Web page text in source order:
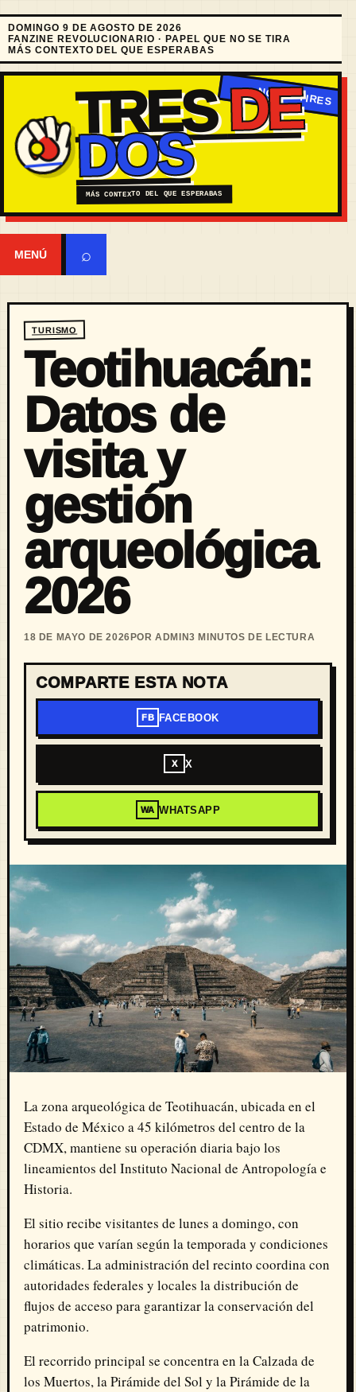
DOMINGO 9 DE AGOSTO DE 2026
FANZINE REVOLUCIONARIO · PAPEL QUE NO SE TIRA
MÁS CONTEXTO DEL QUE ESPERABAS
TRESDE
DOS
MÁS CONTEXTO DEL QUE ESPERABAS
MENÚ ⌕
TURISMO
Teotihuacán:
Datos de
visita y
gestión
arqueológica
2026
18 DE MAYO DE 2026 POR ADMIN3 MINUTOS DE LECTURA
COMPARTE ESTA NOTA
FB FACEBOOK
X X
WA WHATSAPP
La zona arqueológica de Teotihuacán, ubicada en el
Estado de México a 45 kilómetros del centro de la
CDMX, mantiene su operación diaria bajo los
lineamientos del Instituto Nacional de Antropología e
Historia.
El sitio recibe visitantes de lunes a domingo, con
horarios que varían según la temporada y condiciones
climáticas. La administración del recinto coordina con
autoridades federales y locales la distribución de
flujos de acceso para garantizar la conservación del
patrimonio.
El recorrido principal se concentra en la Calzada de
los Muertos, la Pirámide del Sol y la Pirámide de la